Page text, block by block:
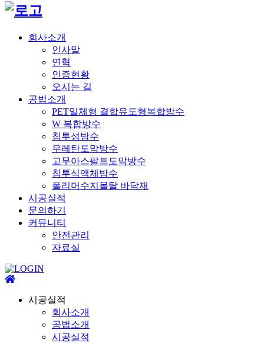
회사소개
인사말
연혁
인증현황
오시는 길
공법소개
PET일체형 결합유도형복합방수
W 복합방수
침투성방수
우레탄도막방수
고무아스팔트도막방수
침투식액체방수
폴리머수지몰탈 바닥재
시공실적
문의하기
커뮤니티
안전관리
자료실
시공실적
회사소개
공법소개
시공실적